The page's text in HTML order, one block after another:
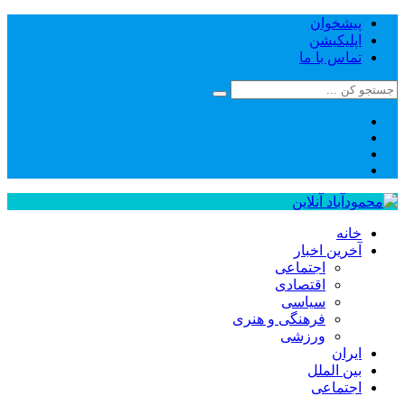
پیشخوان
اپلیکیشن
تماس با ما
خانه
آخرین اخبار
اجتماعی
اقتصادی
سیاسی
فرهنگی و هنری
ورزشی
ایران
بین الملل
اجتماعی